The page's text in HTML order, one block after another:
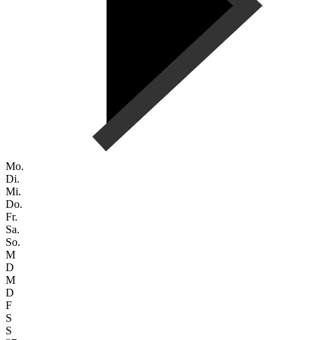
Mo.
Di.
Mi.
Do.
Fr.
Sa.
So.
M
D
M
D
F
S
S